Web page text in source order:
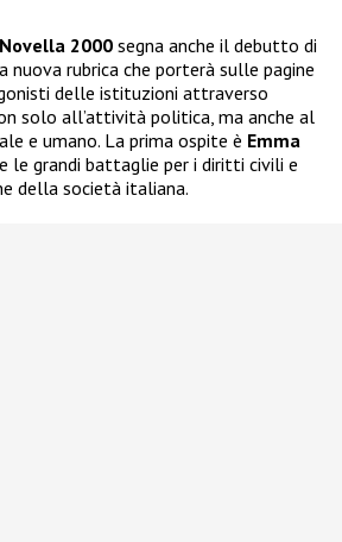
2000 segna anche il debutto di
nuova rubrica che porterà sulle pagine
delle istituzioni attraverso
solo all’attività politica, ma anche al
e umano. La prima ospite è Emma
le grandi battaglie per i diritti civili e
della società italiana.